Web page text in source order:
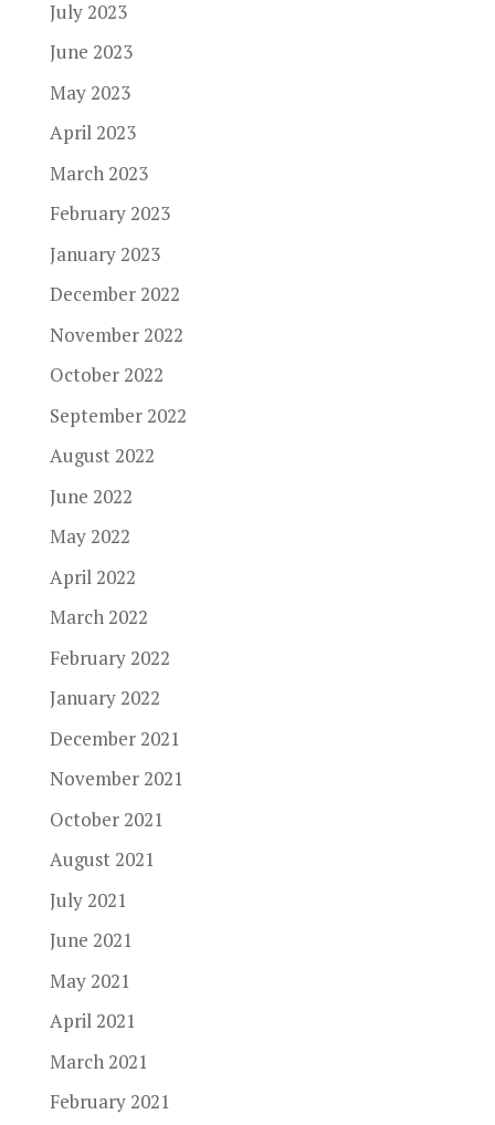
July 2023
June 2023
May 2023
April 2023
March 2023
February 2023
January 2023
December 2022
November 2022
October 2022
September 2022
August 2022
June 2022
May 2022
April 2022
March 2022
February 2022
January 2022
December 2021
November 2021
October 2021
August 2021
July 2021
June 2021
May 2021
April 2021
March 2021
February 2021